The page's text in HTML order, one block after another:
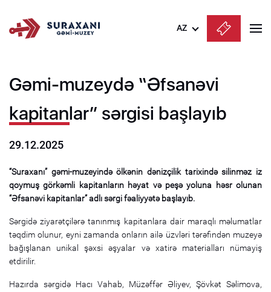
AZ
English
Gəmi-muzeydə “Əfsanəvi
kapitanlar” sərgisi başlayıb
29.12.2025
“Suraxanı” gəmi-muzeyində ölkənin dənizçilik tarixində silinməz iz
qoymuş görkəmli kapitanların həyat və peşə yoluna həsr olunan
“Əfsanəvi kapitanlar” adlı sərgi fəaliyyətə başlayıb.
Sərgidə ziyarətçilərə tanınmış kapitanlara dair maraqlı məlumatlar
təqdim olunur, eyni zamanda onların ailə üzvləri tərəfindən muzeyə
bağışlanan unikal şəxsi əşyalar və xatirə materialları nümayiş
etdirilir.
Hazırda sərgidə Hacı Vahab, Müzəffər Əliyev, Şövkət Səlimova,